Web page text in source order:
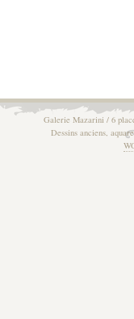
Galerie Mazarini / 6
Dessins anciens,